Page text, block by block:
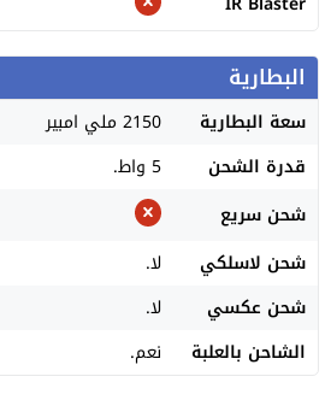
البطارية
سعة البطارية
2150 ملي امبير
قدرة الشحن
5 واط.
شحن سريع
شحن لاسلكي
لا.
شحن عكسي
لا.
الشاحن بالعلبة
نعم.